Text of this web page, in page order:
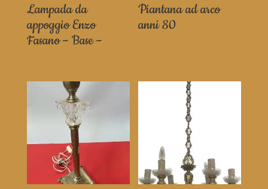
Lampada da
appoggio Enzo
Fasano – Base –
Piantana ad arco
anni 80